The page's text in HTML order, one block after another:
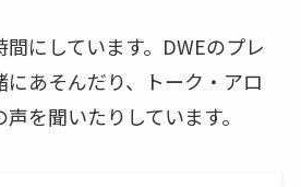
にしています。DWEのプレ
あそんだり、トーク・アロ
を聞いたりしています。